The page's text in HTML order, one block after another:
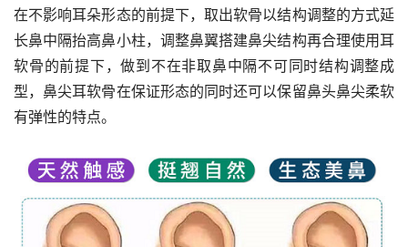
在不影响耳朵形态的前提下，取出软骨以结构调整的方式延
长鼻中隔抬高鼻小柱，调整鼻翼搭建鼻尖结构再合理使用耳
软骨的前提下，做到不在非取鼻中隔不可同时结构调整成
型，鼻尖耳软骨在保证形态的同时还可以保留鼻头鼻尖柔软
有弹性的特点。